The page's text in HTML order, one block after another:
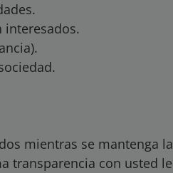
interesados.
mientras se mantenga la
transparencia con usted le